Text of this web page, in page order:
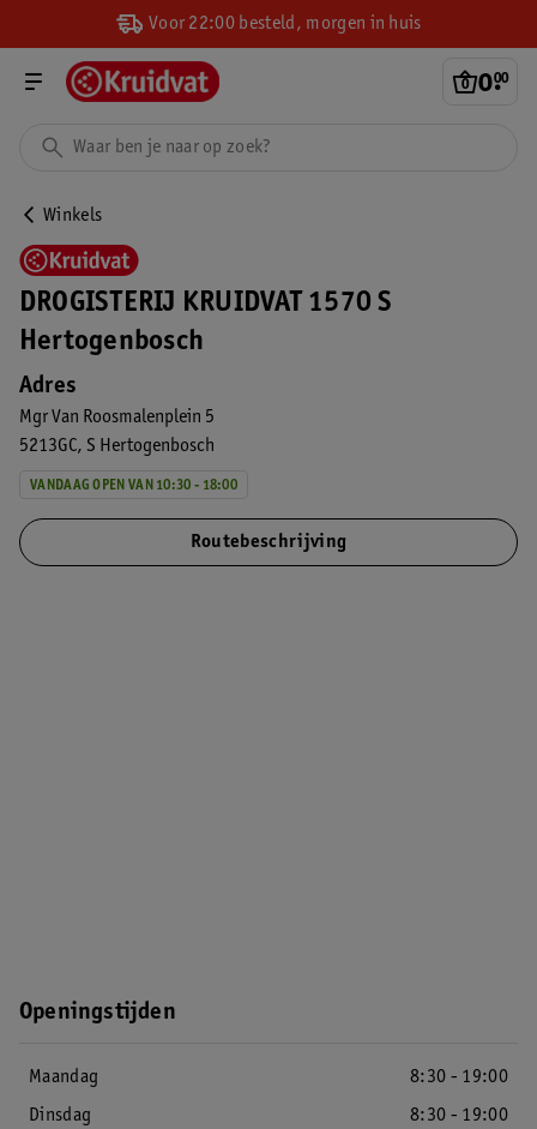
Voor 22:00 besteld, morgen in huis
0.
00
Winkels
DROGISTERIJ KRUIDVAT 1570 S
Hertogenbosch
Adres
Mgr Van Roosmalenplein 5
5213GC S Hertogenbosch
VANDAAG OPEN VAN 10:30 - 18:00
Routebeschrijving
Openingstijden
Maandag
8:30 - 19:00
Dinsdag
8:30 - 19:00